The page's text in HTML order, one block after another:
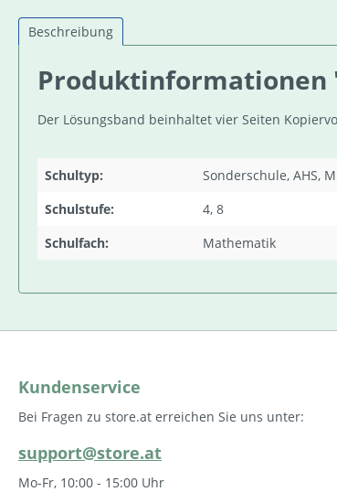
Beschreibung
Produktinformationen
Der Lösungsband beinhaltet vier Seiten
Schultyp:
Sonderschule, AHS,
Schulstufe:
4, 8
Schulfach:
Mathematik
Kundenservice
Bei Fragen zu store.at erreichen Sie uns unter:
support@store.at
Mo-Fr, 10:00 - 15:00 Uhr